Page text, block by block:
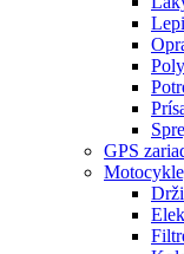
GPS